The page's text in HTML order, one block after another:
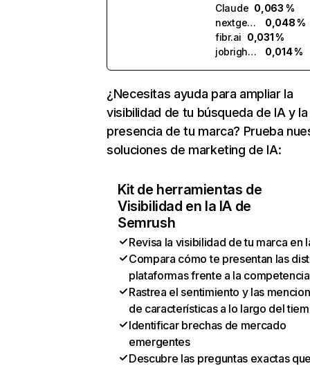
Claude 0,063 %
nextgenapply.ai
0,048 %
fibr.ai 0,031 %
jobright.ai
0,014 %
¿Necesitas ayuda para ampliar la
visibilidad de tu búsqueda de IA y la
presencia de tu marca? Prueba
soluciones de marketing de IA:
Kit de herramientas de
Visibilidad en la IA de
Semrush
Revisa la visibilidad de tu marca en
Compara cómo te presentan las
plataformas frente a la competencia
Rastrea el sentimiento y las
de características a lo largo del
Identificar brechas de mercado
emergentes
Descubre las preguntas exactas